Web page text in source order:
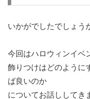
いかがでしたでしょう
今回はハロウィンイベ
飾りつけはどのように
ば良いのか
についてお話ししてき